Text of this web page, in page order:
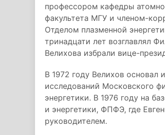
профессором кафедры
факультета МГУ и членом-
Отделом плазменной
тринадцати лет возглавлял
Велихова избрали вице-
В 1972 году Велихов основал
исследований Московского
энергетики. В 1976 году на
и энергетики, ФПФЭ, где
руководителем.